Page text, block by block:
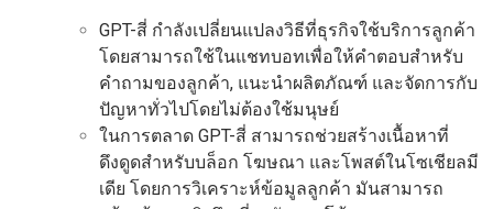
GPT-สี่ กำลังเปลี่ยนแปลงวิธีที่ธุรกิจใช้บริการลูกค้า
โดยสามารถใช้ในแชทบอทเพื่อให้คำตอบสำหรับ
คำถามของลูกค้า, แนะนำผลิตภัณฑ์ และจัดการกับ
ปัญหาทั่วไปโดยไม่ต้องใช้มนุษย์
ในการตลาด GPT-สี่ สามารถช่วยสร้างเนื้อหาที่
ดึงดูดสำหรับบล็อก โฆษณา และโพสต์ในโซเชียลมี
เดีย โดยการวิเคราะห์ข้อมูลลูกค้า มันสามารถ